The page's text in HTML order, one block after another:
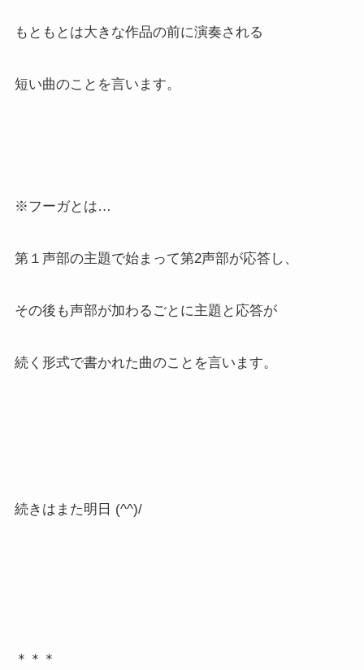
もともとは大きな作品の前に演奏される
短い曲のことを言います。
※フーガとは…
第１声部の主題で始まって第2声部が応答し、
その後も声部が加わるごとに主題と応答が
続く形式で書かれた曲のことを言います。
続きはまた明日 (^^)/
＊＊＊